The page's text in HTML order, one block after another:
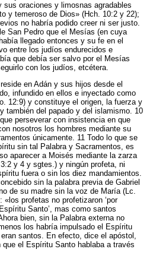
oraciones y limosnas agradables
y temeroso de Dios» (Hch. 10:2 y 22);
no habría podido creer ni ser justo.
San Pedro que el Mesías (en cuya
llegado entonces y su fe en el
entre los judíos endurecidos e
que debía ser salvo por el Mesías
con los judíos, etcétera.
en Adán y sus hijos desde el
infundido en ellos e inyectado como
12:9) y constituye el origen, la fuerza y
también del papado y del islamismo. 10
perseverar con insistencia en que
nosotros los hombres mediante su
únicamente. 11 Todo lo que se
sin tal Palabra y Sacramentos, es
aparecer a Moisés mediante la zarza
y 4 y sgtes.) y ningún profeta, ni
fuera o sin los diez mandamientos.
sin la palabra previa de Gabriel
de su madre sin la voz de María (Lc.
profetas no profetizaron ‘por
Santo’, mas como santos
bien, sin la Palabra externa no
los habría impulsado el Espíritu
santos. En efecto, dice el apóstol,
el Espíritu Santo hablaba a través